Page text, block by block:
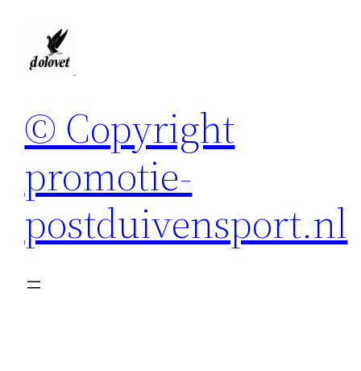
© Copyright
promotie-
postduivensport.nl